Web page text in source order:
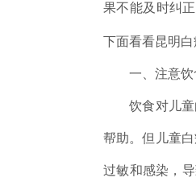
果不能及时纠
下面看看昆明白
一、注意饮
饮食对儿童白
帮助。但儿童
过敏和感染，